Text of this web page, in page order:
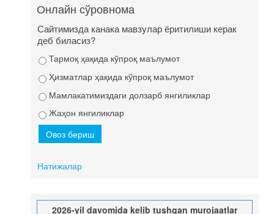
Онлайн сўровнома
Сайтимизда канака мавзулар ёритилиши керак
деб биласиз?
Тармоқ ҳақида кўпроқ маълумот
Ҳизматлар ҳақида кўпроқ маълумот
Мамлакатимиздаги долзарб янгиликлар
Жаҳон янгиликлар
Натижалар
2026-yil davomida kelib tushgan murojaatlar